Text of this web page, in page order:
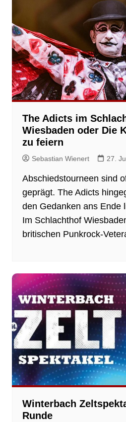
The Adicts im
Wiesbaden oder Die
zu feiern
Sebastian Wienert 27.
Abschiedstourneen sind
geprägt. The Adicts
den Gedanken ans Ende
Im Schlachthof
britischen Punkrock-
Winterbach
Runde